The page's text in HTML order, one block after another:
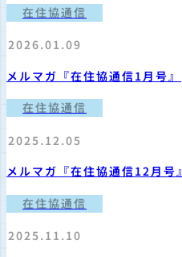
在住協通信
2026.01.09
メルマガ『在住協通信1月号』
在住協通信
2025.12.05
メルマガ『在住協通信12月号』
在住協通信
2025.11.10